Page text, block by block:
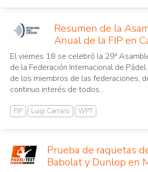
Resumen de la
Anual de la FIP en
El viernes 18 se celebró la 29ª
de la Federación Internacional de
de los miembros de las federaciones,
continuo interés de todos...
FIP Luigi Carraro WPT
Prueba de raquetas
Babolat y Dunlop en